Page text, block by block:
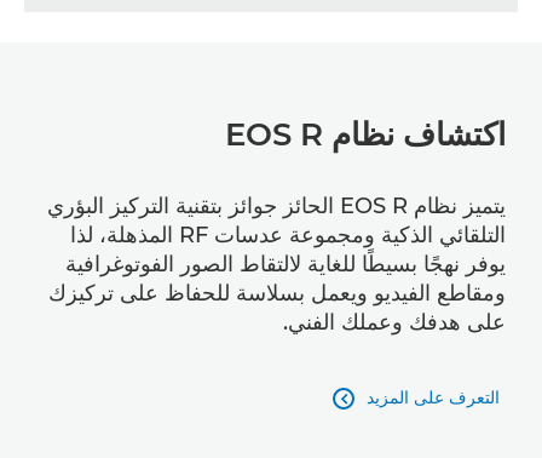
اكتشاف نظام EOS R
يتميز نظام EOS R الحائز جوائز بتقنية التركيز البؤري
التلقائي الذكية ومجموعة عدسات RF المذهلة، لذا
يوفر نهجًا بسيطًا للغاية لالتقاط الصور الفوتوغرافية
ومقاطع الفيديو ويعمل بسلاسة للحفاظ على تركيزك
على هدفك وعملك الفني.
التعرف على المزيد 